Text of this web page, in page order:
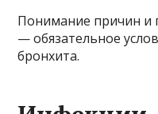
Понимание причин
— обязательное
бронхита.